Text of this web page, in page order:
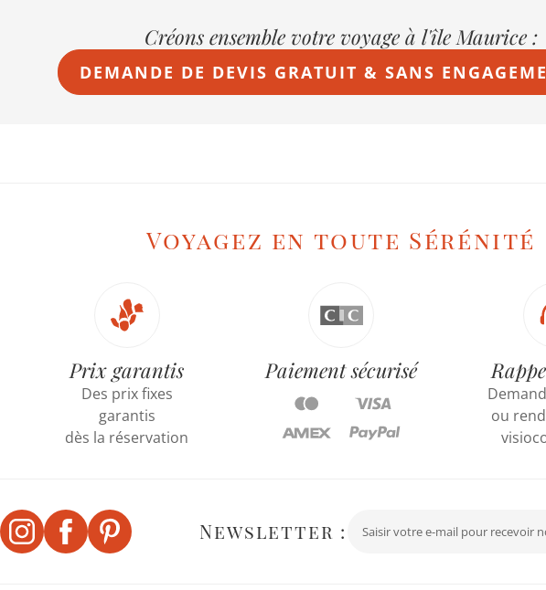
Créons ensemble votre voyage à l'île Maurice :
DEMANDE DE DEVIS GRATUIT & SANS
Voyagez en toute Sérénité
Prix garantis
Des prix fixes
garantis
dès la réservation
Paiement sécurisé
ou
Newsletter :